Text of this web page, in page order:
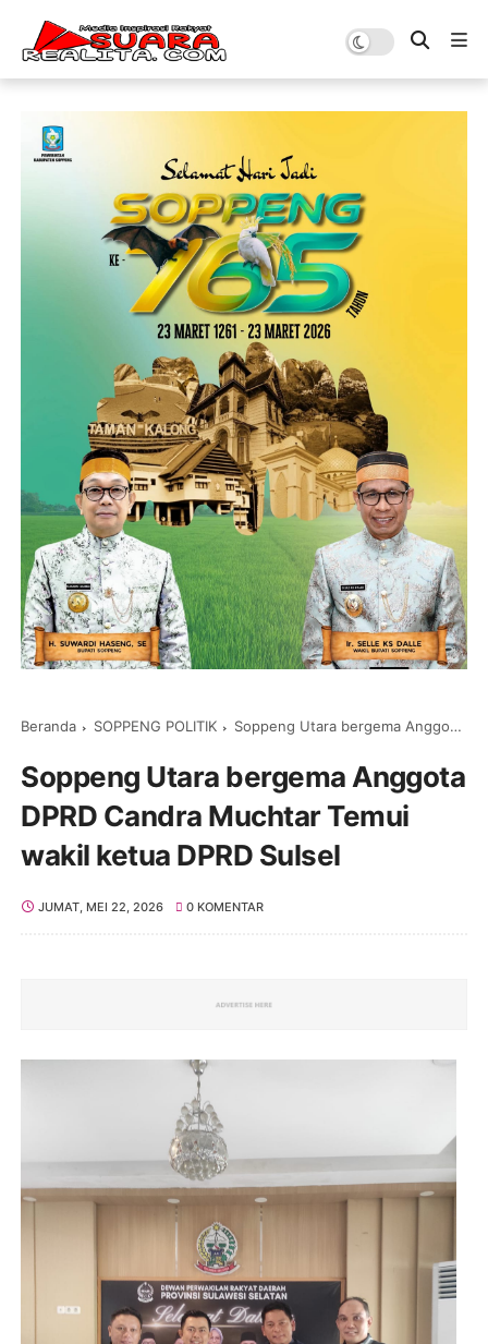
Beranda SOPPENG POLITIK Soppeng Utara bergema Anggota DPRD Candra Muchtar Temui wakil ketua DPRD Sulsel
Soppeng Utara bergema Anggota
DPRD Candra Muchtar Temui
wakil ketua DPRD Sulsel
JUMAT, MEI 22, 2026 0 KOMENTAR